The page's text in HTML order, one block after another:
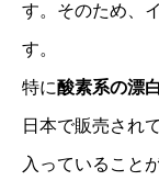
す。そのため、
す。
特に酸素系の漂
日本で販売され
入っていること